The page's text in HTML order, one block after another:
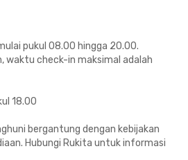
pukul 08.00 hingga 20.00.
waktu check-in maksimal adalah
18.00
bergantung dengan kebijakan
Hubungi Rukita untuk informasi